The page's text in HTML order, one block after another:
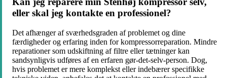
eller skal jeg kontakte en professionel?
Det afhænger af sværhedsgraden af problemet og dine
færdigheder og erfaring inden for kompressorreparation. Mindre
reparationer som udskiftning af filtre eller tætninger kan
sandsynligvis udføres af en erfaren gør-det-selv-person. Dog,
hvis problemet er mere komplekst eller indebærer specifikke